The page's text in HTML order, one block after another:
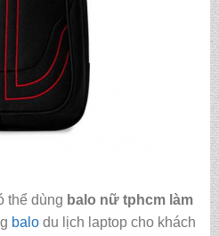
thể dùng balo nữ tphcm làm
balodu lịch laptop cho khách